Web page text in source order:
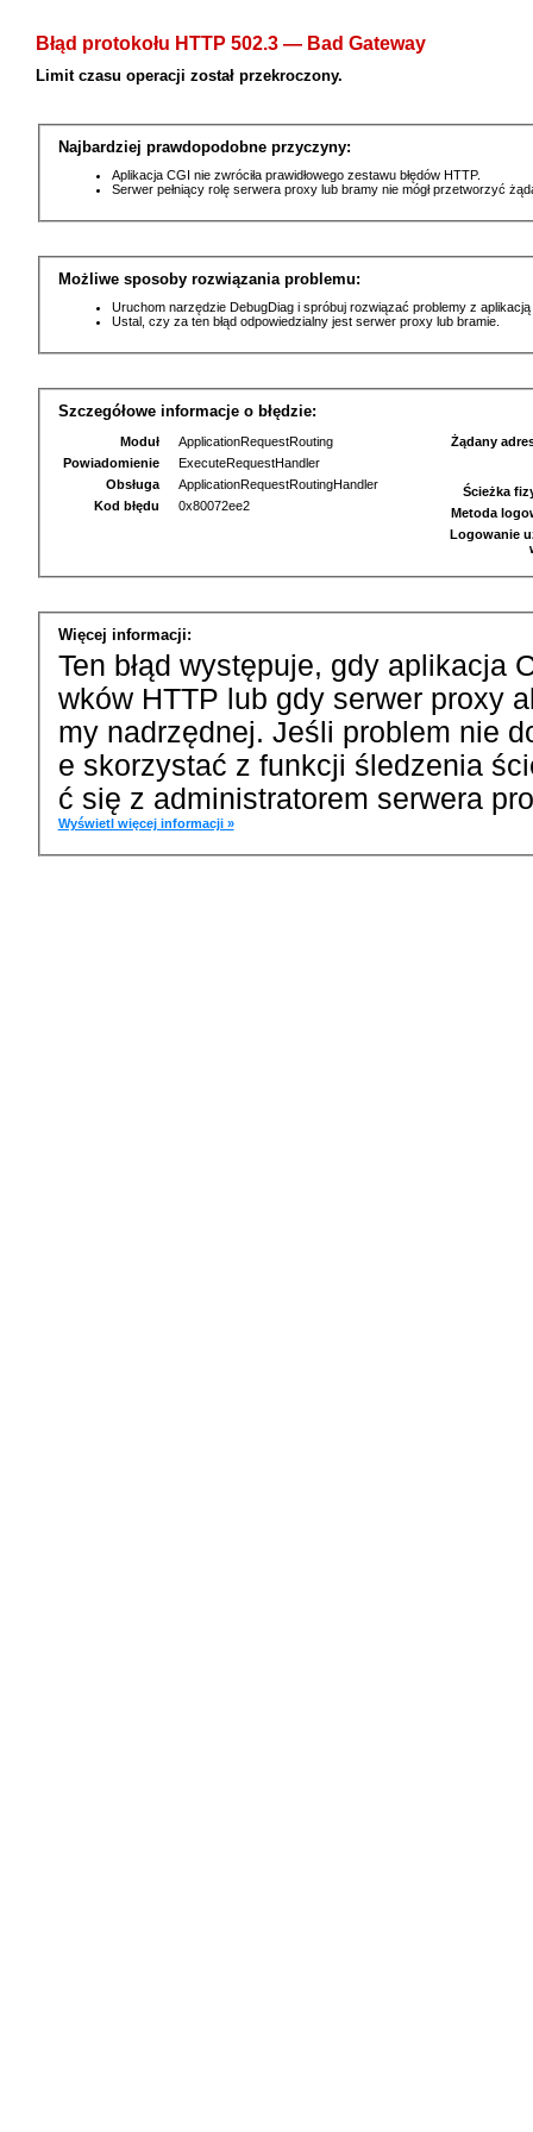
Błąd protokołu HTTP 502.3 — Bad Gateway
Limit czasu operacji został przekroczony.
Najbardziej prawdopodobne przyczyny:
Aplikacja CGI nie zwróciła prawidłowego zestawu błędów HTTP.
Serwer pełniący rolę serwera proxy lub bramy nie mógł przetworzyć
Możliwe sposoby rozwiązania problemu:
Uruchom narzędzie DebugDiag i spróbuj rozwiązać problemy z
Ustal, czy za ten błąd odpowiedzialny jest serwer proxy lub bramie.
Szczegółowe informacje o błędzie:
Moduł
ApplicationRequestRouting
Powiadomienie
ExecuteRequestHandler
Obsługa
ApplicationRequestRoutingHandler
Kod błędu
0x80072ee2
Żądany
Ścieżka
Metoda
Logowanie
Więcej informacji:
Ten błąd występuje, gdy aplikacja
wków HTTP lub gdy serwer proxy
my nadrzędnej. Jeśli problem nie
e skorzystać z funkcji śledzenia
ć się z administratorem serwera
Wyświetl więcej informacji »